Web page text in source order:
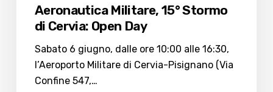
Aeronautica Militare, 15° Stormo
di Cervia: Open Day
Sabato 6 giugno, dalle ore 10:00 alle 16:30,
l’Aeroporto Militare di Cervia-Pisignano (Via
Confine 547,…